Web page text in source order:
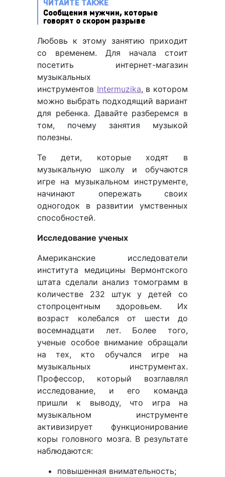
ЧИТАЙТЕ ТАКЖЕ
Сообщения мужчин, которые
говорят о скором разрыве
Любовь к этому занятию приходит
со временем. Для начала стоит
посетить интернет-магазин
музыкальных
инструментов Intermuzika, в котором
можно выбрать подходящий вариант
для ребенка. Давайте разберемся в
том, почему занятия музыкой
полезны.
Те дети, которые ходят в
музыкальную школу и обучаются
игре на музыкальном инструменте,
начинают опережать своих
одногодок в развитии умственных
способностей.
Исследование ученых
Американские исследователи
института медицины Вермонтского
штата сделали анализ томограмм в
количестве 232 штук у детей со
стопроцентным здоровьем. Их
возраст колебался от шести до
восемнадцати лет. Более того,
ученые особое внимание обращали
на тех, кто обучался игре на
музыкальных инструментах.
Профессор, который возглавлял
исследование, и его команда
пришли к выводу, что игра на
музыкальном инструменте
активизирует функционирование
коры головного мозга. В результате
наблюдаются:
повышенная внимательность;